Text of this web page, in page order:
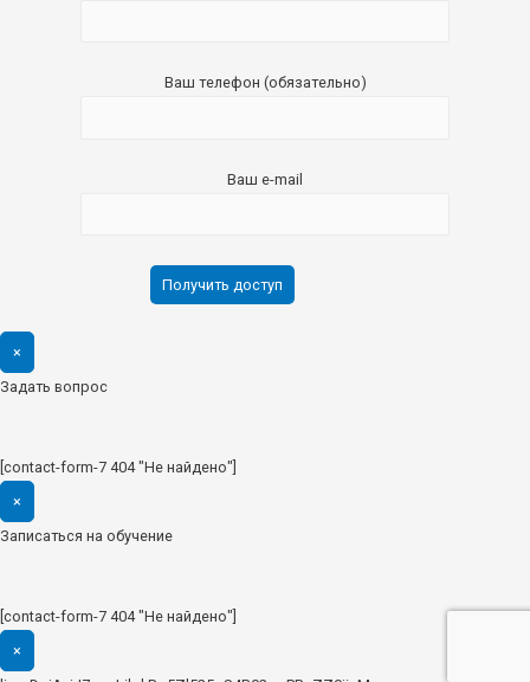
Ваш телефон (обязательно)
Ваш e-mail
×
Задать вопрос
[contact-form-7 404 "Не найдено"]
×
Записаться на обучение
[contact-form-7 404 "Не найдено"]
×